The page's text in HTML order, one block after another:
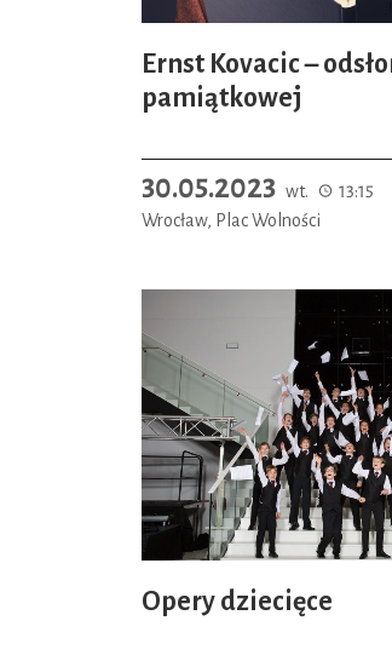
Ernst Kovacic –
pamiątkowej
30.05.2023 wt.
13:15
Wrocław, Plac Wolności
Opery dziecięce